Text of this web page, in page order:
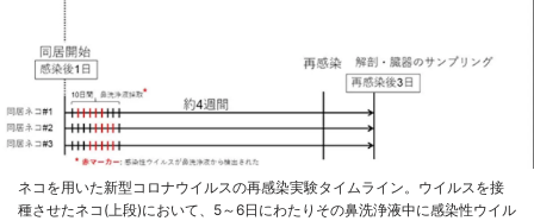
ネコを用いた新型コロナウイルスの再感染実験タイムライン。ウイルスを接
種させたネコ(上段)において、5～6日にわたりその鼻洗浄液中に感染性ウイル